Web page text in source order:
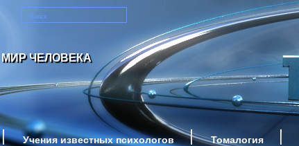
ЧЕЛОВЕКА
Учения известных психологов Томалогия